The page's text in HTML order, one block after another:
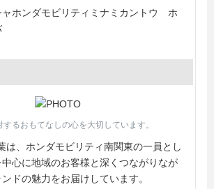
ャホンダモビリティミナミカントウ ホ
するおもてなしの心を大切しています。
は、ホンダモビリティ南関東の一員とし
心に地域のお客様と深くつながりなが
ドの魅力をお届けしています。